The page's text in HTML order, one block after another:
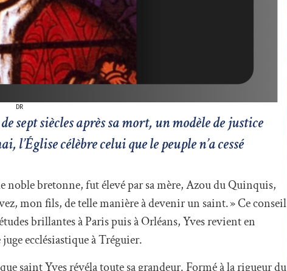
DR
sept siècles après sa mort, un modèle de justice
l’Église célèbre celui que le peuple n’a cessé
noble bretonne, fut élevé par sa mère, Azou du Quinquis,
mon fils, de telle manière à devenir un saint. » Ce conseil
brillantes à Paris puis à Orléans, Yves revient en
ecclésiastique à Tréguier.
saint Yves révéla toute sa grandeur. Formé à la rigueur du